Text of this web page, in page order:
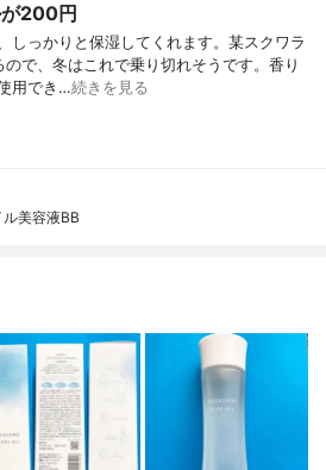
200円
しっかりと保湿してくれます。某スクワラ
で、冬はこれで乗り切れそうです。香り
用でき…続きを見る
美容液BB